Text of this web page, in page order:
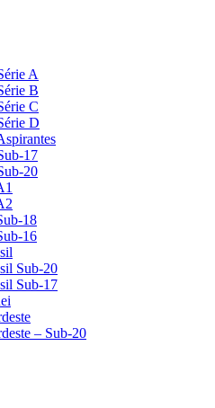
A
B
C
D
17
20
18
16
Sub-20
Sub-17
– Sub-20